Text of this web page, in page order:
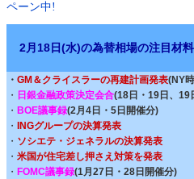
ペーン中!
2月18日(水)の為替相場の注目材料
・ GM＆クライスラーの再建計画発表(NY
・ 日銀金融政策決定会合(18日・19日、19
・ BOE議事録(2月4日・5日開催分)
・
INGグループの決算発表
・ ソシエテ・ジェネラルの決算発表
・ 米国が住宅差し押さえ対策を発表
・ FOMC議事録(1月27日・28日開催分)